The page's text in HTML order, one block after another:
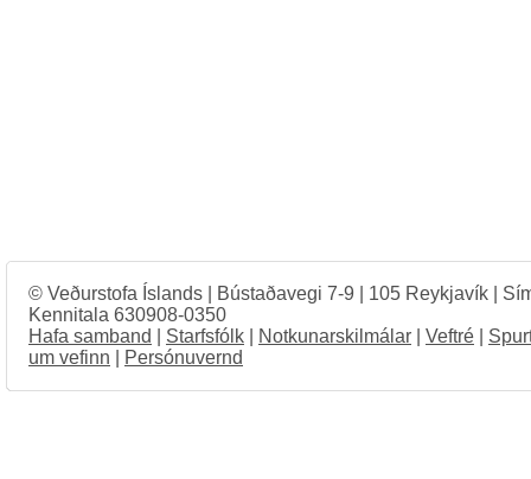
© Veðurstofa Íslands | Bústaðavegi 7-9 | 105 Reykjavík |
Kennitala 630908-0350
Hafa samband
Starfsfólk Notkunarskilmálar Veftré
um vefinn
Persónuvernd